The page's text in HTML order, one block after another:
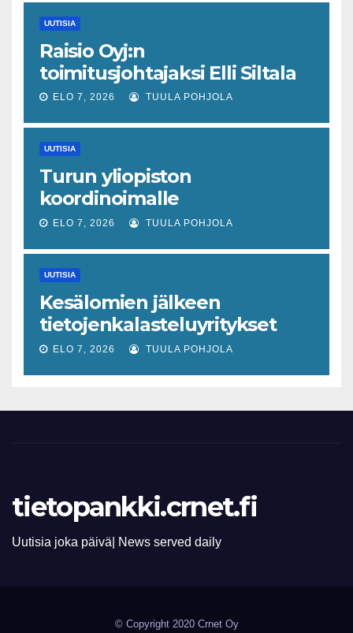
piristymistä
UUTISIA
Raisio Oyj:n
toimitusjohtajaksi Elli Siltala
ELO 7, 2026 TUULA POHJOLA
UUTISIA
Turun yliopiston
koordinoimalle
tohtoriverkostolle 4,4
tulevaisuuden virusuhkien
varhaiseen tunnistamiseen
ELO 7, 2026 TUULA POHJOLA
UUTISIA
Kesälomien jälkeen
tietojenkalasteluyritykset
lisääntyvät
ELO 7, 2026 TUULA POHJOLA
tietopankki.crnet.fi
Uutisia joka päivä| News served daily
© Copyright 2020 Crnet Oy